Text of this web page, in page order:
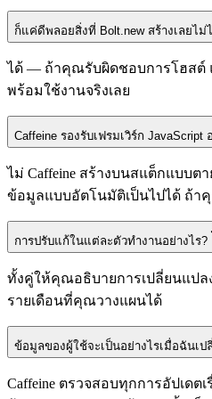
ก็แค่ดีพลอยสิ่งที่ Bolt.new สร้างเลยไม่
ได้ — ถ้าคุณรับผิดชอบการโฮสต์
พร้อมใช้งานจริงเลย
Caffeine รองรับเฟรมเวิร์ก JavaScript
ไม่ Caffeine สร้างบนสแต็กแบบต
ข้อมูลแบบอัตโนมัติเป็นไปได้ ถ้า
การปรับแก้ในแต่ละตัวทำงานอย่างไร?
ทั้งคู่ให้คุณอธิบายการเปลี่ยนแปล
รายเดือนที่คุณวางแผนได้
ข้อมูลของผู้ใช้จะเป็นอย่างไรเมื่อฉันเป
Caffeine ตรวจสอบทุกการอัปเ